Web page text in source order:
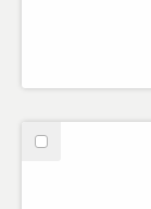
Välj